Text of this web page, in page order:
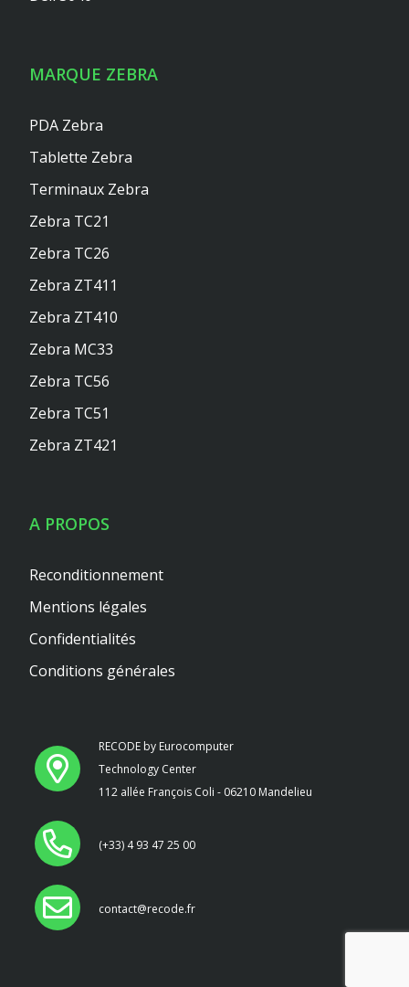
RECODE by Eurocomputer
Technology Center
112 allée François Coli - 06210 Mandelieu
(+33) 4 93 47 25 00
contact@recode.fr
MARQUE ZEBRA
PDA Zebra
Tablette Zebra
Terminaux Zebra
Zebra TC21
Zebra TC26
Zebra ZT411
Zebra ZT410
Zebra MC33
Zebra TC56
Zebra TC51
Zebra ZT421
A PROPOS
Reconditionnement
Mentions légales
Confidentialités
Conditions générales